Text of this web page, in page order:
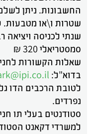
החשבונות. ניתן
סמסטריאלי 320 ₪
בדוא"ל:
לטובת הרכבים הדו
נפרדים.
סטודנטים בעלי תו
למשרדי דקאנט